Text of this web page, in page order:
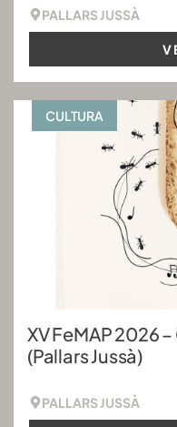
PALLARS JUSSÀ
CULTURA
XV FeMAP 2026 –
(Pallars Jussà)
PALLARS JUSSÀ